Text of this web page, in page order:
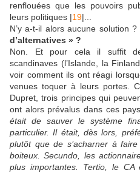
renflouées que les pouvoirs
leurs politiques |19|...
N’y a-t-il alors aucune solution ?
d’alternatives » ?
Non. Et pour cela il suffit
scandinaves (l’Islande, la
voir comment ils ont réagi
venues toquer à leurs portes.
Dupret, trois principes qui
ont alors prévalus dans ces
était de sauver le système
particulier. Il était, dès lors,
plutôt que de s’acharner à
boiteux. Secundo, les
plus importantes. Tertio, le